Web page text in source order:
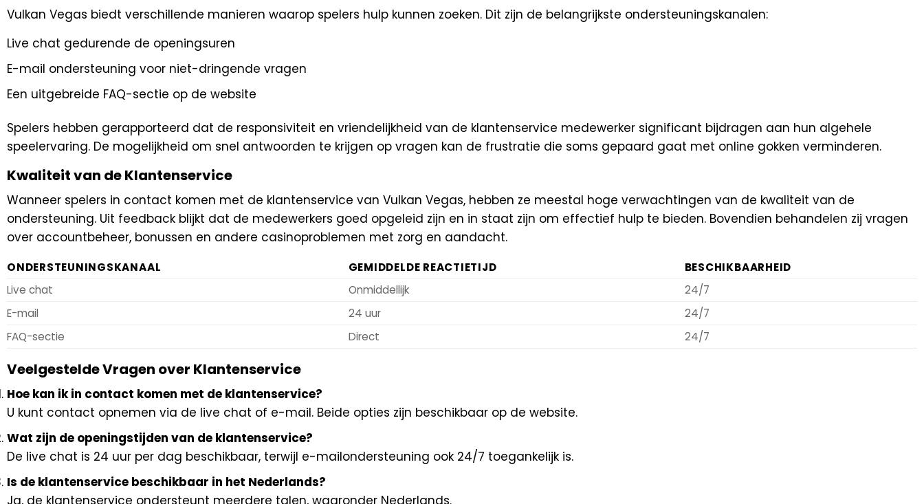
Vulkan Vegas biedt verschillende manieren waarop spelers hulp kunnen zoeken. Dit zijn de belangrijkste ondersteuningskanalen:
Live chat gedurende de openingsuren
E-mail ondersteuning voor niet-dringende vragen
Een uitgebreide FAQ-sectie op de website
Spelers hebben gerapporteerd dat de responsiviteit en vriendelijkheid van de klantenservice medewerker significant bijdragen aan hun algehele
speelervaring. De mogelijkheid om snel antwoorden te krijgen op vragen kan de frustratie die soms gepaard gaat met online gokken verminderen.
Kwaliteit van de Klantenservice
Wanneer spelers in contact komen met de klantenservice van Vulkan Vegas, hebben ze meestal hoge verwachtingen van de kwaliteit van de
ondersteuning. Uit feedback blijkt dat de medewerkers goed opgeleid zijn en in staat zijn om effectief hulp te bieden. Bovendien behandelen zij vragen
over accountbeheer, bonussen en andere casinoproblemen met zorg en aandacht.
ONDERSTEUNINGSKANAAL GEMIDDELDE REACTIETIJD
BESCHIKBAARHEID
Live chat
Onmiddellijk
24/7
E-mail
24 uur
24/7
FAQ-sectie
Direct 24/7
Veelgestelde Vragen over Klantenservice
Hoe kan ik in contact komen met de klantenservice?
U kunt contact opnemen via de live chat of e-mail. Beide opties zijn beschikbaar op de website.
Wat zijn de openingstijden van de klantenservice?
De live chat is 24 uur per dag beschikbaar, terwijl e-mailondersteuning ook 24/7 toegankelijk is.
Is de klantenservice beschikbaar in het Nederlands?